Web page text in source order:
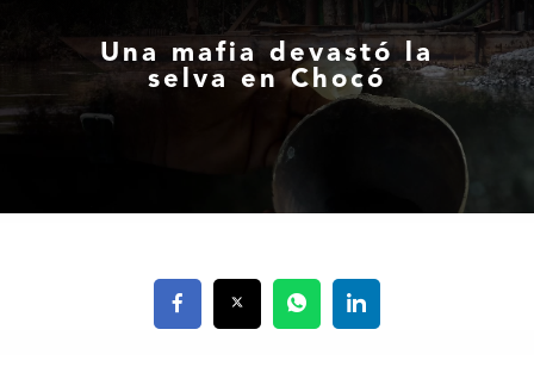
Una mafia devastó la
selva en Chocó